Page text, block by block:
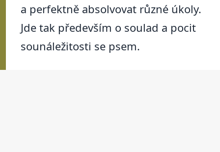
a perfektně absolvovat různé úkoly.
Jde tak především o soulad a pocit
sounáležitosti se psem.